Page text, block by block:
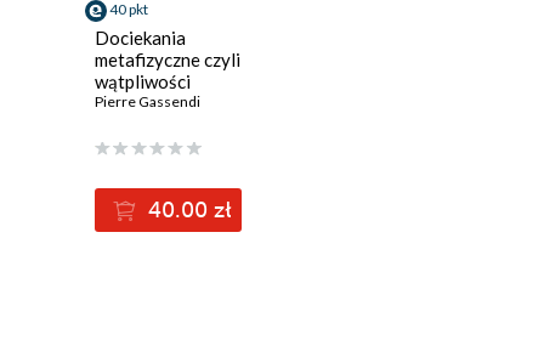
40 pkt
Dociekania
metafizyczne czyli
wątpliwości
i zastrzeżenia
René Descartesa
odpowiedzi
Pierre Gassendi
40.00 zł